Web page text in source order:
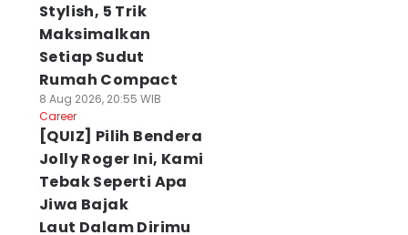
Stylish, 5 Trik
Maksimalkan
Setiap Sudut
Rumah Compact
8 Aug 2026, 20:55 WIB
Career
[QUIZ] Pilih Bendera
Jolly Roger Ini, Kami
Tebak Seperti Apa
Jiwa Bajak
Laut Dalam Dirimu